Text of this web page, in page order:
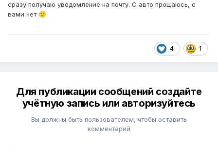
сразу получаю уведомление на почту. С авто прощаюсь, с
вами нет 🙂
4 1
Для публикации сообщений создайте
учётную запись или авторизуйтесь
Вы должны быть пользователем, чтобы оставить
комментарий